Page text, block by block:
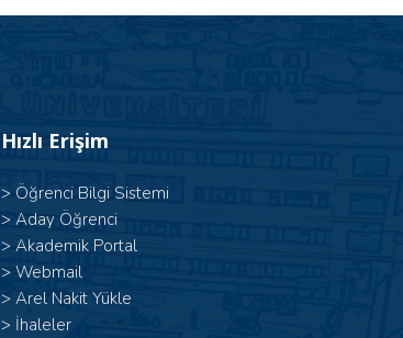
Hızlı Erişim
> Öğrenci Bilgi Sistemi
> Aday Öğrenci
> Akademik Portal
> Webmail
> Arel Nakit Yükle
> İhaleler